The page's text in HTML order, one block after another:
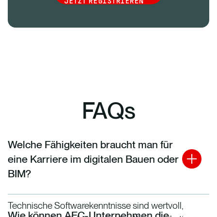
FAQs
Welche Fähigkeiten braucht man für
eine Karriere im digitalen Bauen oder
BIM?
Technische Softwarekenntnisse sind wertvoll,